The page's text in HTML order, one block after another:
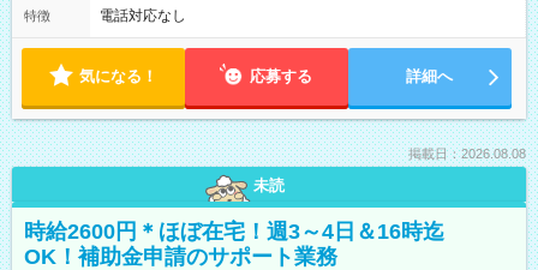
特徴 電話対応なし
気になる！ 応募する 詳細へ
掲載日：2026.08.08
未読
時給2600円＊ほぼ在宅！週3～4日＆16時迄
OK！補助金申請のサポート業務